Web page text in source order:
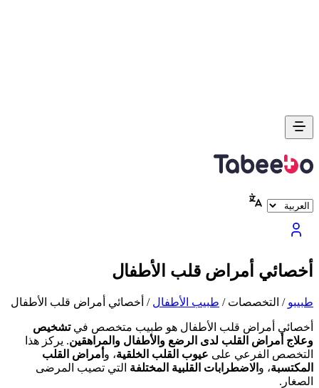
أخصائي أمراض قلب الأطفال
طبیبو / التخصصات / طبيب الأطفال / أخصائي أمراض قلب الأطفال
أخصائي أمراض قلب الأطفال هو طبيب متخصص فيتشخيص
وعلاج أمراض القلب لدى الرضع والأطفال والمراهقين. يركز هذا
التخصص الفرعي على عيوب القلب الخلقية، و أمراض القلب
المكتسبة، و الاضطرابات القلبية المختلفة التي تصيب المرضى
الصغار.